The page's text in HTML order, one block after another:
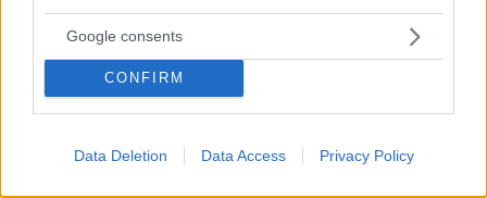
Google consents
CONFIRM
Data Deletion Data Access Privacy Policy